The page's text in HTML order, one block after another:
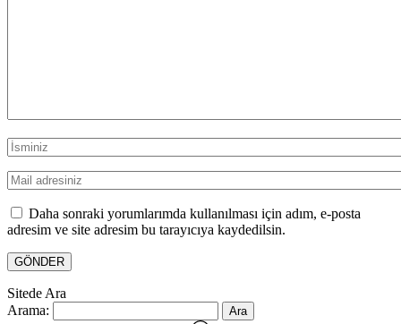
Daha sonraki yorumlarımda kullanılması için adım, e-posta
adresim ve site adresim bu tarayıcıya kaydedilsin.
Sitede Ara
Arama: